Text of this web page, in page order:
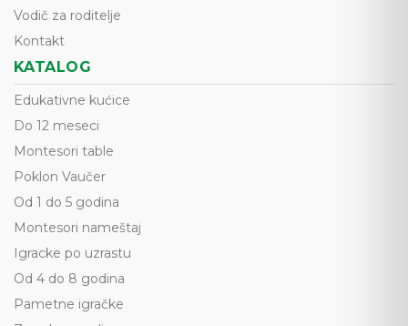
Vodič za roditelje
Kontakt
KATALOG
Edukativne kućice
Do 12 meseci
Montesori table
Poklon Vaučer
Od 1 do 5 godina
Montesori nameštaj
Igracke po uzrastu
Od 4 do 8 godina
Pametne igračke